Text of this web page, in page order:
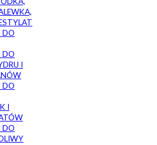
DO
DO
I
DO
I
DO